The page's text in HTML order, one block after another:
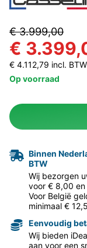
€ 3.999,00
€
€ 4.112,79 incl. BTW
Op voorraad
Binnen
BTW
Wij bezorgen
voor € 8,00
Voor België
minimaal €
Eenvoudig
Wij bieden
aan voor een